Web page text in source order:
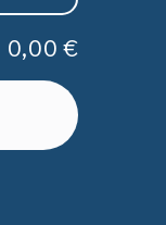
0,00 €